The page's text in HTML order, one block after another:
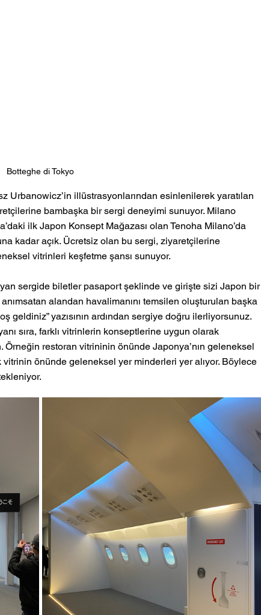
Botteghe di Tokyo
Urbanowicz’in illüstrasyonlarından esinlenilerek yaratılan
bambaşka bir sergi deneyimi sunuyor. Milano
ilk Japon Konsept Mağazası olan Tenoha Milano’da
kadar açık. Ücretsiz olan bu sergi, ziyaretçilerine
vitrinleri keşfetme şansı sunuyor.
sergide biletler pasaport şeklinde ve girişte sizi Japon bir
anımsatan alandan havalimanını temsilen oluşturulan başka
geldiniz” yazısının ardından sergiye doğru ilerliyorsunuz.
sıra, farklı vitrinlerin konseptlerine uygun olarak
restoran vitrininin önünde Japonya’nın geleneksel
önünde geleneksel yer minderleri yer alıyor. Böylece